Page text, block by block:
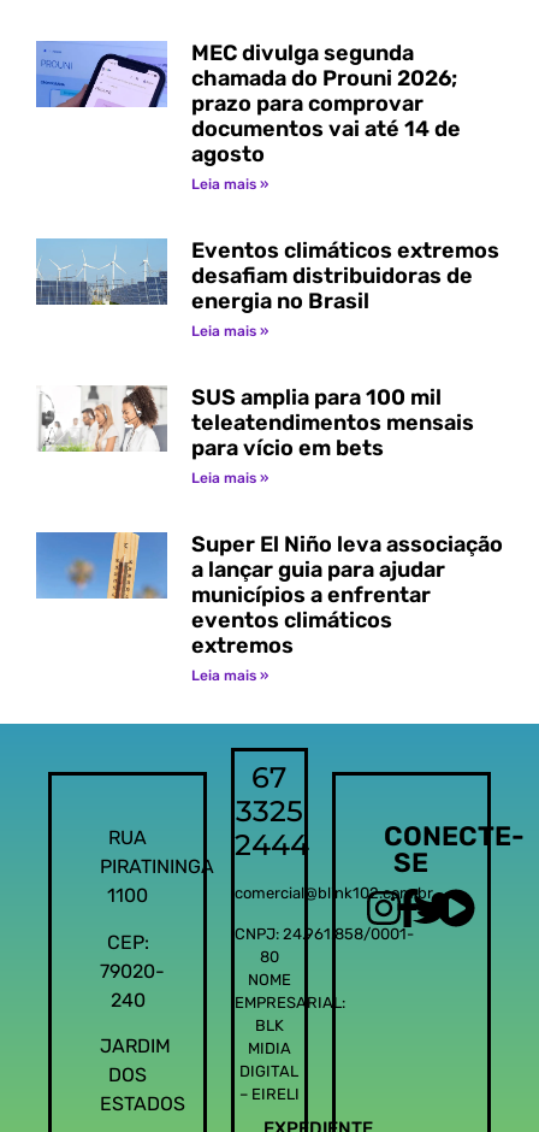
MEC divulga segunda
chamada do Prouni 2026;
prazo para comprovar
documentos vai até 14 de
agosto
Leia mais »
Eventos climáticos extremos
desafiam distribuidoras de
energia no Brasil
Leia mais »
SUS amplia para 100 mil
teleatendimentos mensais
para vício em bets
Leia mais »
Super El Niño leva associação
a lançar guia para ajudar
municípios a enfrentar
eventos climáticos
extremos
Leia mais »
RUA
PIRATININGA
1100
CEP:
79020-
240
JARDIM
DOS
ESTADOS
67
3325
2444
comercial@blink102.com.br
CNPJ: 24.961.858/0001-
80
NOME
EMPRESARIAL:
BLK
MIDIA
DIGITAL
– EIRELI
CONECTE-
SE